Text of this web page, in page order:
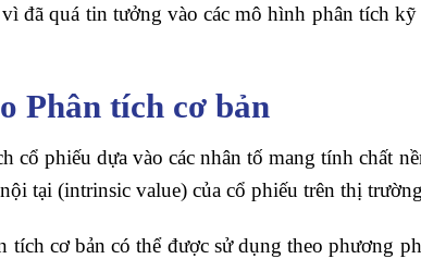
đã quá tin tưởng vào các mô hình phân tích
Phân tích cơ bản
cổ phiếu dựa vào các nhân tố mang tính chất
tại (intrinsic value) của cổ phiếu trên thị
tích cơ bản có thể được sử dụng theo phương